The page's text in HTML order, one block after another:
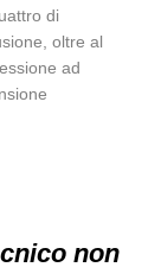
di
oltre al
ad
non